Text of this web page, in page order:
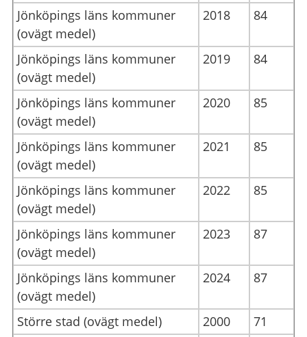
Jönköpings läns kommuner
(ovägt medel)
2018 84
Jönköpings läns kommuner
(ovägt medel)
2019 84
Jönköpings läns kommuner
(ovägt medel)
2020 85
Jönköpings läns kommuner
(ovägt medel)
2021 85
Jönköpings läns kommuner
(ovägt medel)
2022 85
Jönköpings läns kommuner
(ovägt medel)
2023 87
Jönköpings läns kommuner
(ovägt medel)
2024 87
Större stad (ovägt medel) 2000
71